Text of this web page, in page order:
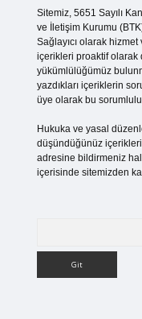
Sitemiz, 5651 Sayılı
ve İletişim Kurumu
Sağlayıcı olarak
içerikleri proaktif olarak
yükümlülüğümüz
yazdıkları içeriklerin
üye olarak bu
Hukuka ve yasal
düşündüğünüz
adresine bildirmeniz
içerisinde sitemizden